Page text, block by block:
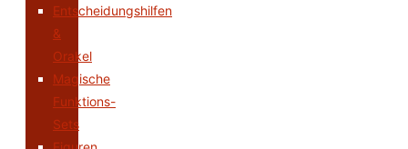
Entscheidungshilfen
&
Orakel
Magische
Funktions-
Sets